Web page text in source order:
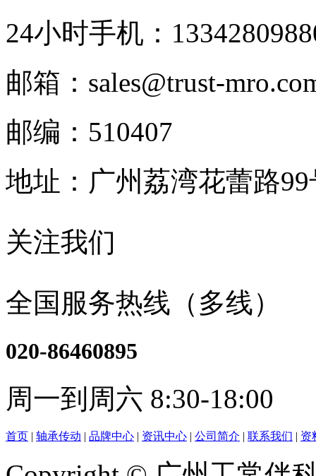
24小时手机：
邮箱：sales@trust-
邮编：510407
地址：广州荔湾花蕾路
关注我们
全国服务热线（多线）
020-86460895
周一到周六 8:30-18:00
首页 | 轴承传动 | 品牌中心 | 资讯中心 | 公司简介 | 联系我们 | 资